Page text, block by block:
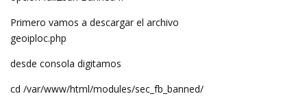
Primero vamos a descargar el archivo
geoiploc.php
desde consola digitamos
cd /var/www/html/modules/sec_fb_banned/